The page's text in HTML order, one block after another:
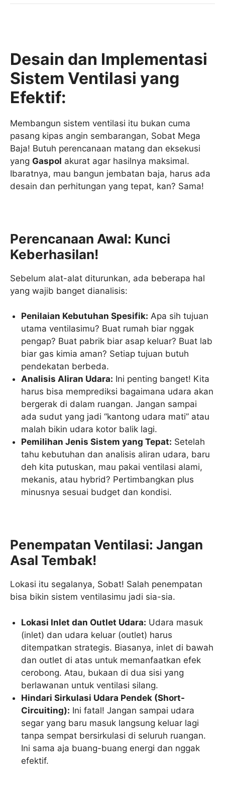
Desain dan Implementasi
Sistem Ventilasi yang
Efektif:
Membangun sistem ventilasi itu bukan cuma
pasang kipas angin sembarangan, Sobat Mega
Baja! Butuh perencanaan matang dan eksekusi
yang Gaspol akurat agar hasilnya maksimal.
Ibaratnya, mau bangun jembatan baja, harus ada
desain dan perhitungan yang tepat, kan? Sama!
Perencanaan Awal: Kunci
Keberhasilan!
Sebelum alat-alat diturunkan, ada beberapa hal
yang wajib banget dianalisis:
Penilaian Kebutuhan Spesifik: Apa sih tujuan
utama ventilasimu? Buat rumah biar nggak
pengap? Buat pabrik biar asap keluar? Buat lab
biar gas kimia aman? Setiap tujuan butuh
pendekatan berbeda.
Analisis Aliran Udara: Ini penting banget! Kita
harus bisa memprediksi bagaimana udara akan
bergerak di dalam ruangan. Jangan sampai
ada sudut yang jadi “kantong udara mati” atau
malah bikin udara kotor balik lagi.
Pemilihan Jenis Sistem yang Tepat: Setelah
tahu kebutuhan dan analisis aliran udara, baru
deh kita putuskan, mau pakai ventilasi alami,
mekanis, atau hybrid? Pertimbangkan plus
minusnya sesuai budget dan kondisi.
Penempatan Ventilasi: Jangan
Asal Tembak!
Lokasi itu segalanya, Sobat! Salah penempatan
bisa bikin sistem ventilasimu jadi sia-sia.
Lokasi Inlet dan Outlet Udara: Udara masuk
(inlet) dan udara keluar (outlet) harus
ditempatkan strategis. Biasanya, inlet di bawah
dan outlet di atas untuk memanfaatkan efek
cerobong. Atau, bukaan di dua sisi yang
berlawanan untuk ventilasi silang.
Hindari Sirkulasi Udara Pendek (Short-
Circuiting): Ini fatal! Jangan sampai udara
segar yang baru masuk langsung keluar lagi
tanpa sempat bersirkulasi di seluruh ruangan.
Ini sama aja buang-buang energi dan nggak
efektif.